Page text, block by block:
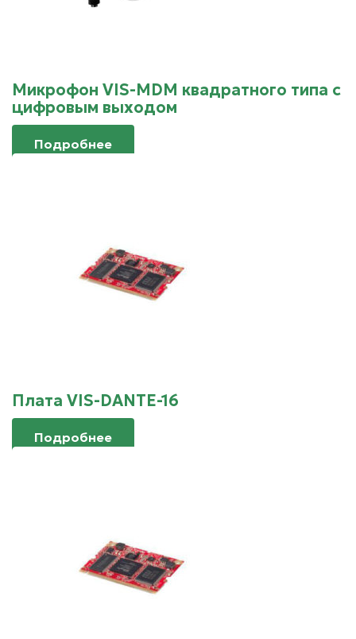
Микрофон VIS-MDM квадратного типа с
цифровым выходом
Подробнее
Плата VIS-DANTE-16
Подробнее